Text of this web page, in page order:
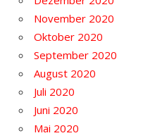
November 2020
Oktober 2020
September 2020
August 2020
Juli 2020
Juni 2020
Mai 2020